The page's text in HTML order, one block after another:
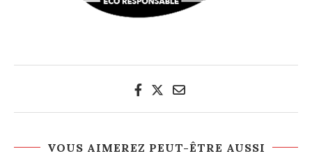
VOUS AIMEREZ PEUT-ÊTRE AUSSI